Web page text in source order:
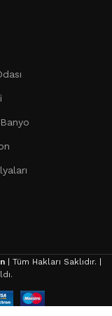
ve şık mobilya
artırın ve
ve
tamamlayan
daha fazlası.
ve banyonuz için
çalışma
| Tüm Hakları Saklıdır. |